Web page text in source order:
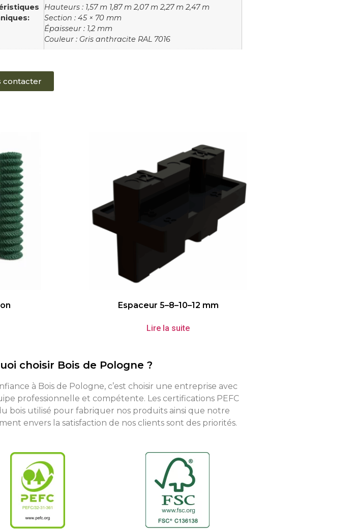
Hauteurs : 1,57 m 1,87 m 2,07 m 2,27 m 2,47 m
Section : 45 × 70 mm
Épaisseur : 1,2 mm
Couleur : Gris anthracite RAL 7016
contacter
Espaceur 5–8–10–12 mm
Lire la suite
choisir Bois de Pologne ?
à Bois de Pologne, c’est choisir une entreprise avec
professionnelle et compétente. Les certifications PEFC
bois utilisé pour fabriquer nos produits ainsi que notre
envers la satisfaction de nos clients sont des priorités.